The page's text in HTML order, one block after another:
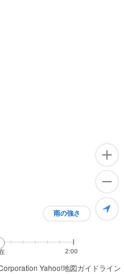
Yahoo!地図ガイドライン
雨の強さ
2:00